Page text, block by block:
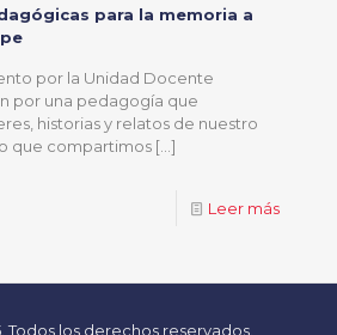
para la memoria a
por la Unidad Docente
por una pedagogía que
historias y relatos de nuestro
que compartimos […]
Leer más
Todos los derechos reservados.